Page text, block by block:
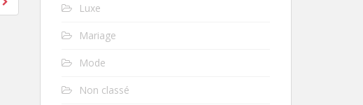
Luxe
Mariage
Mode
Non classé